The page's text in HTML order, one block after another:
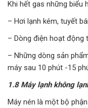
Khi hết gas những biểu
– Hơi lạnh kém, tuyết
– Dòng điện hoạt động
– Những dòng sản
máy sau 10 phút -15
1.8 Máy lạnh không
Máy nén là một bộ